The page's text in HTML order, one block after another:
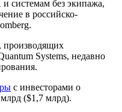
системам без экипажа,
в российско-
производящих
Systems, недавно
с инвесторами о
($1,7 млрд).